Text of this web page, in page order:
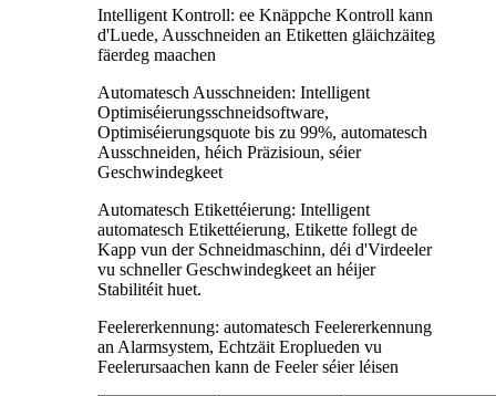
Intelligent Kontroll: ee Knäppche Kontroll kann
d'Luede, Ausschneiden an Etiketten gläichzäiteg
fäerdeg maachen
Automatesch Ausschneiden: Intelligent
Optimiséierungsschneidsoftware,
Optimiséierungsquote bis zu 99%, automatesch
Ausschneiden, héich Präzisioun, séier
Geschwindegkeet
Automatesch Etikettéierung: Intelligent
automatesch Etikettéierung, Etikette follegt de
Kapp vun der Schneidmaschinn, déi d'Virdeeler
vu schneller Geschwindegkeet an héijer
Stabilitéit huet.
Feelererkennung: automatesch Feelererkennung
an Alarmsystem, Echtzäit Eroplueden vu
Feelerursaachen kann de Feeler séier léisen